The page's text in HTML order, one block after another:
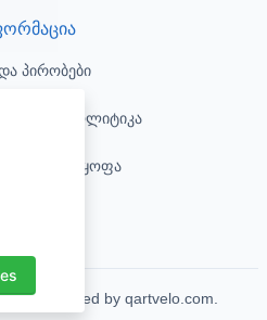
პირობები
პოლიტიკა
უარყოფა
Reserved by qartvelo.com.